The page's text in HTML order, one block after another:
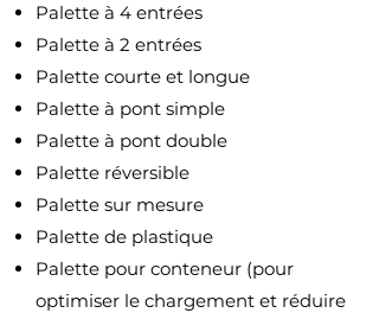
Palette à 4 entrées
Palette à 2 entrées
Palette courte et longue
Palette à pont simple
Palette à pont double
Palette réversible
Palette sur mesure
Palette de plastique
Palette pour conteneur (pour
optimiser le chargement et réduire